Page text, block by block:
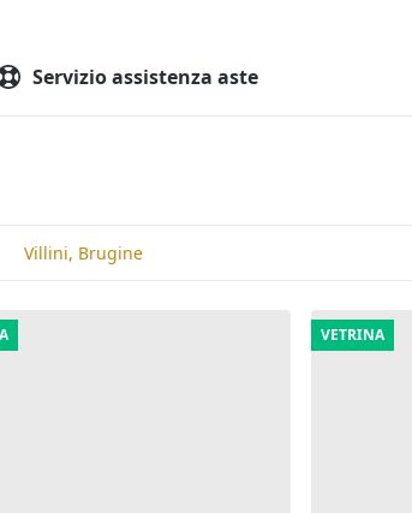
Servizio assistenza aste
Villini, Brugine
VETRINA